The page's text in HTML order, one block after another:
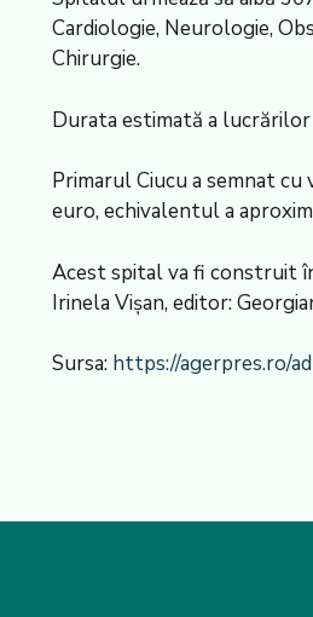
Cardiologie, Neurologie,
Chirurgie.
Durata estimată a lucrărilor
Primarul Ciucu a semnat
euro, echivalentul a
Acest spital va fi construit
Irinela Vişan, editor:
Sursa: https://agerpres.ro/